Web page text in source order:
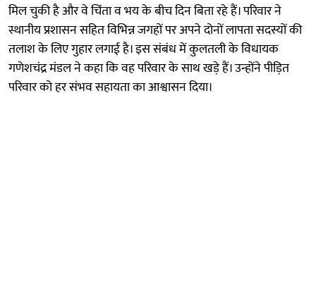
मिल चुकी है और वे चिंता व भय के बीच दिन बिता रहे हैं। परिवार ने
स्थानीय प्रशासन सहित विभिन्न जगहों पर अपने दोनों लापता सदस्यों की
तलाश के लिए गुहार लगाई है। इस संबंध में कुलतली के विधायक
गणेशचंद्र मंडल ने कहा कि वह परिवार के साथ खड़े हैं। उन्होंने पीड़ित
परिवार को हर संभव सहायता का आश्वासन दिया।